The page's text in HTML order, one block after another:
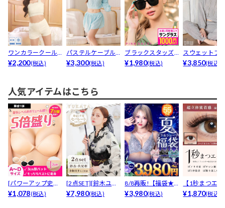
ワンカラークール
タンクトップ&...
¥2,200(税込)
パステルケーブル
ストライプクロッ
¥3,300(税込)
ブラックスタッズ
サングラス
¥1,980(税込)
スウェットフ
ィートップス
¥3,850(税込)
人気アイテムはこちら
[パワーアップ史上
最強5倍盛りアップ
¥1,078(税込)
[2点SET][鈴木ユリ
ア(baby)...
¥7,980(税込)
8/8再販!【福袋★
ブラセット3点
¥3,980(税込)
【1秒まつエ
リュームタイ
¥1,870(税込)